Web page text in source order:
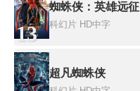
13
蜘蛛侠：英雄远征
科幻片 HD中字
超凡蜘蛛侠